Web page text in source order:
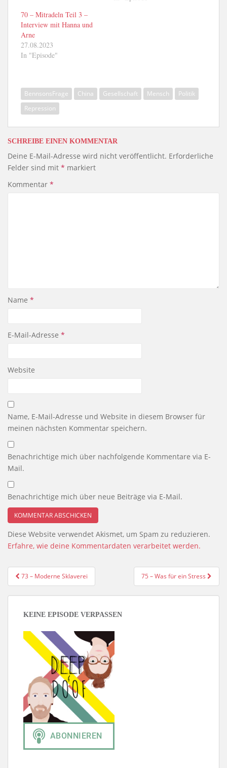
70 – Mitradeln Teil 3 –
Interview mit Hanna und
Arne
27.08.2023
In "Episode"
BennsonsFrage China Gesellschaft Mensch
Politik
Repression
SCHREIBE EINEN KOMMENTAR
Deine E-Mail-Adresse wird nicht veröffentlicht. Erforderliche
Felder sind mit * markiert
Kommentar *
Name *
E-Mail-Adresse *
Website
Name, E-Mail-Adresse und Website in diesem Browser für
meinen nächsten Kommentar speichern.
Benachrichtige mich über nachfolgende Kommentare via E-
Mail.
Benachrichtige mich über neue Beiträge via E-Mail.
Diese Website verwendet Akismet, um Spam zu reduzieren.
Erfahre, wie deine Kommentardaten verarbeitet werden.
Beitragsnavigation
73 – Moderne Sklaverei 75 – Was für ein Stress
KEINE EPISODE VERPASSEN